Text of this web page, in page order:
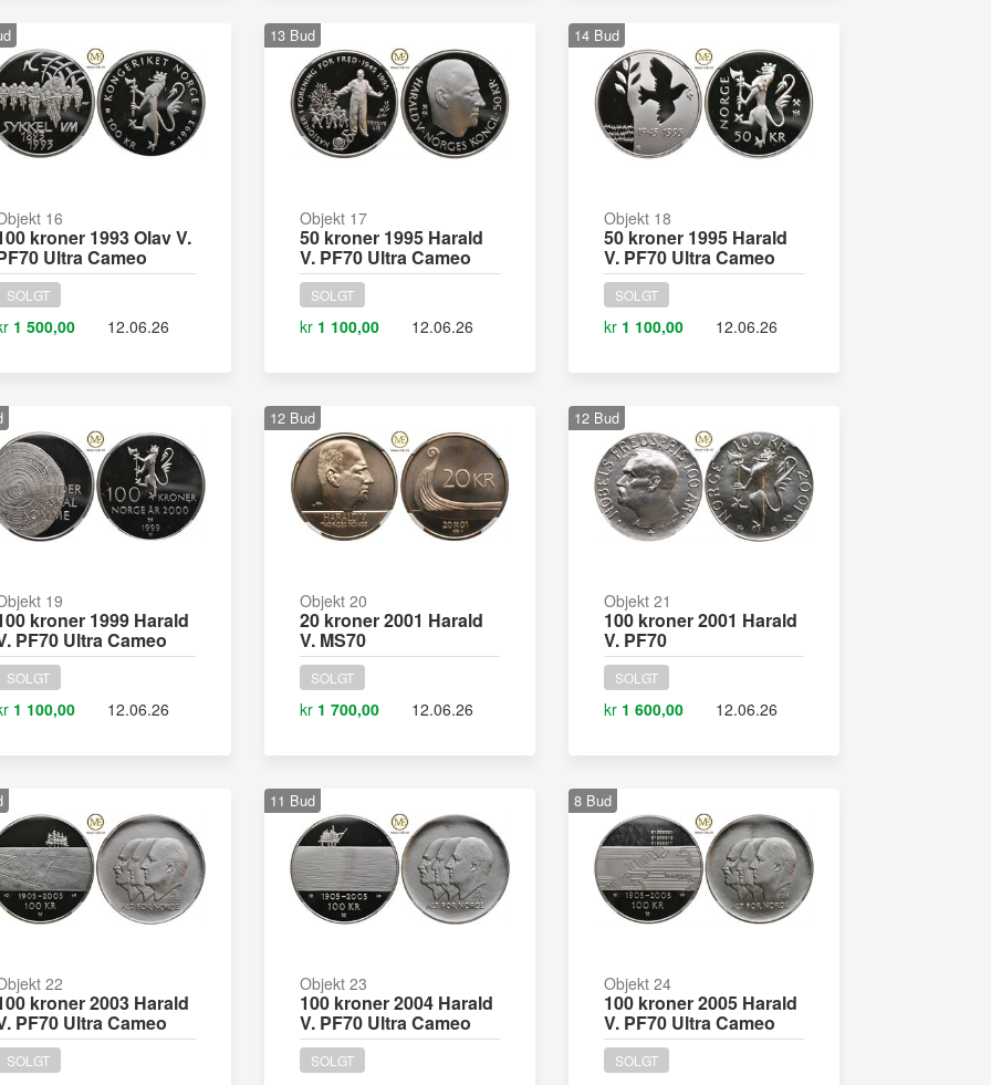
16
kroner 1993 Olav V.
Ultra Cameo
SOLGT
1 500,00 12.06.26
13 Bud
Objekt 17
50 kroner 1995 Harald
V. PF70 Ultra Cameo
SOLGT
kr 1 100,00 12.06.26
14 Bud
Objekt 18
50 kroner 1995 Harald
V. PF70 Ultra Cameo
SOLGT
kr 1 100,00 12.06.26
19
kroner 1999 Harald
PF70 Ultra Cameo
SOLGT
1 100,00 12.06.26
12 Bud
Objekt 20
20 kroner 2001 Harald
V. MS70
SOLGT
kr 1 700,00 12.06.26
12 Bud
Objekt 21
100 kroner 2001 Harald
V. PF70
SOLGT
kr 1 600,00 12.06.26
22
kroner 2003 Harald
PF70 Ultra Cameo
SOLGT
11 Bud
Objekt 23
100 kroner 2004 Harald
V. PF70 Ultra Cameo
SOLGT
8 Bud
Objekt 24
100 kroner 2005 Harald
V. PF70 Ultra Cameo
SOLGT